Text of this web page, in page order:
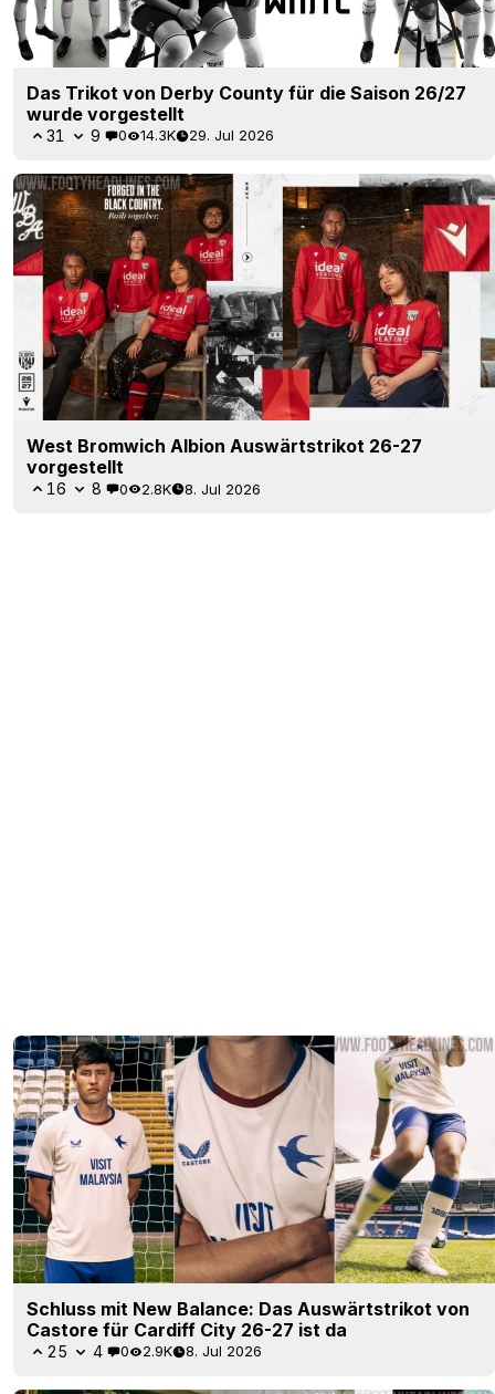
Das Trikot von Derby County für die Saison 26/27
wurde vorgestellt
31 9 0 14.3K 29. Jul 2026
West Bromwich Albion Auswärtstrikot 26-27
vorgestellt
16 8 0 2.8K 8. Jul 2026
Schluss mit New Balance: Das Auswärtstrikot von
Castore für Cardiff City 26-27 ist da
25 4 0 2.9K 8. Jul 2026